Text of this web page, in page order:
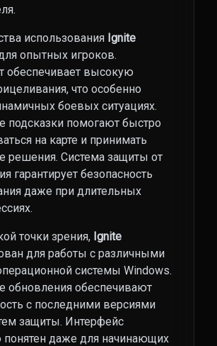
использования Ignite
опытных игроков.
обеспечивает высокую
что особенно
боевых ситуациях.
подсказки помогают быстро
на карте и принимать
решения. Система защиты от
гарантирует безопасность
даже при длительных
точки зрения, Ignite
для работы с различными
системы Windows.
обновления обеспечивают
с последними версиями
защиты. Интерфейс
понятен даже для начинающих